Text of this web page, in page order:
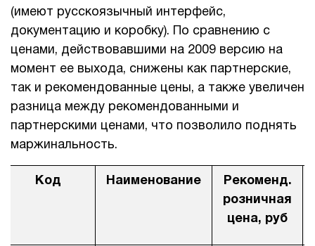
(имеют русскоязычный интерфейс,
документацию и коробку). По сравнению с
ценами, действовавшими на 2009 версию на
момент ее выхода, снижены как партнерские,
так и рекомендованные цены, а также увеличен
разница между рекомендованными и
партнерскими ценами, что позволило поднять
маржинальность.
Код Наименование
Рекоменд.
розничная
цена, руб